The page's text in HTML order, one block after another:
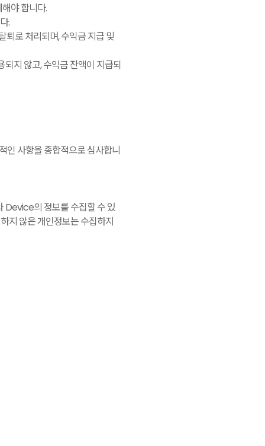
야 합니다.
.
퇴로 처리되며, 수익금 지급 및
지 않고, 수익금 잔액이 지급되
인 사항을 종합적으로 심사합니
Device의 정보를 수집할 수 있
지 않은 개인정보는 수집하지